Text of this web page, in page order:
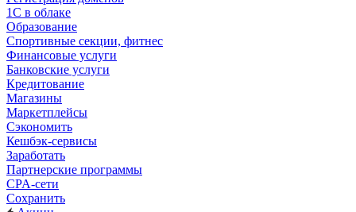
1С в облаке
Образование
Спортивные секции, фитнес
Финансовые услуги
Банковские услуги
Кредитование
Магазины
Маркетплейсы
Сэкономить
Кешбэк-сервисы
Заработать
Партнерские программы
CPA-сети
Сохранить